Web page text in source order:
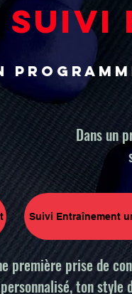
SUIVI
Dans un
Suivi Entraînement
première prise de
ton style